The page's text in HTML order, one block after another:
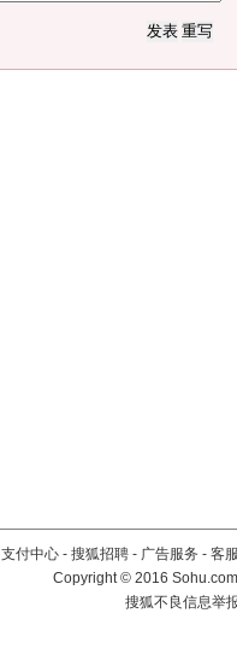
支付中心 - 搜狐招聘 - 广告服务 - 客
Copyright©2016
搜狐不良信息举